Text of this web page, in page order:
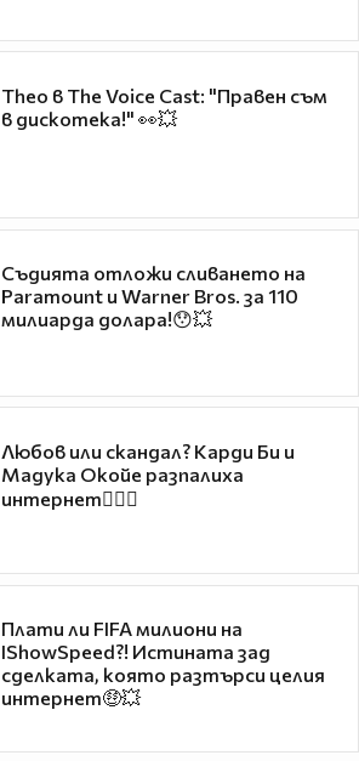
Theo в The Voice Cast: "Правен съм
в дискотека!" 👀💥
Съдията отложи сливането на
Paramount и Warner Bros. за 110
милиарда долара!😯💥
Любов или скандал? Карди Би и
Мадука Окойе разпалиха
интернет❤️‍🔥🔥
Плати ли FIFA милиони на
IShowSpeed?! Истината зад
сделката, която разтърси целия
интернет🤑💥